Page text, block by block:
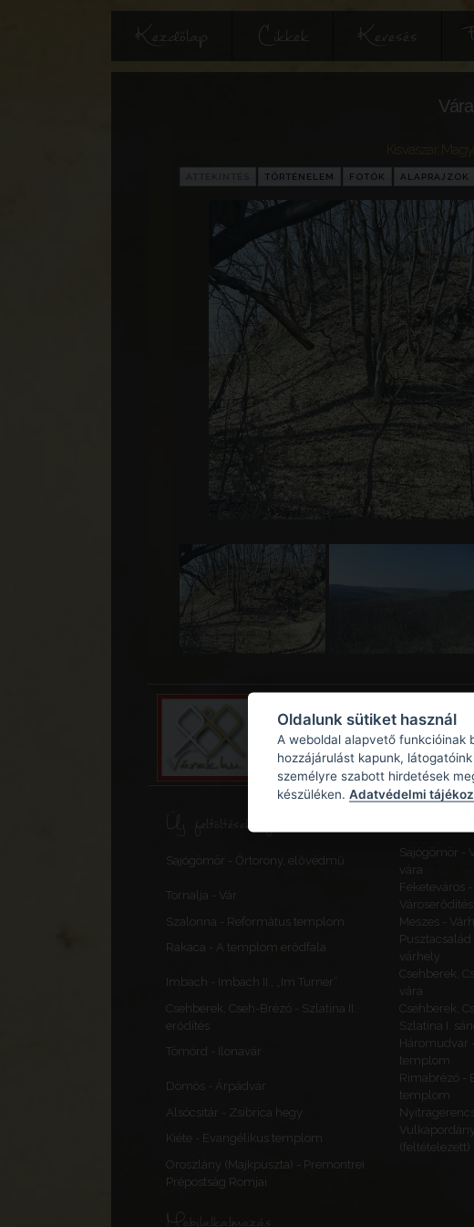
Kezdőlap Cikkek Keresés
Kisvaszar
TÖRTÉNELEM FOTÓK ALAPRAJZOK
Új feltöltések, frissítések
Sajógömör - Őrtorony, elővédmű
Sajógömör -
vára
Tornalja - Vár
Feketeváros -
Városerődítés
Szalonna - Református templom
Meszes -
Rakaca - A templom erődfala
Pusztacsalád
várhely
Imbach - Imbach II., „Im Turner”
Csehberek,
vára
Csehberek, Cseh-Brézó - Szlatina II.
erődítés
Csehberek,
Szlatina I.
Tömörd - Ilonavár
Háromudvar
templom
Dömös - Árpádvár
Rimabrézó -
templom
Alsócsitár - Zsibrica hegy
Kiéte - Evangélikus templom
(feltételezett)
Oroszlány (Majkpuszta) - Premontrei
Prépostság Romjai
Mobilalkalmazás
Oldalunk sütiket használ
A weboldal alapvető funkcióinak
hozzájárulást kapunk,
személyre szabott hirdetések
készüléken. Adatvédelmi